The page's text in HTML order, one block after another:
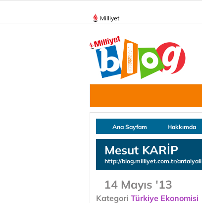
Milliyet
Ana Sayfam Hakkımda
Mesut KARİP
http://blog.milliyet.com.tr/antalyali
14 Mayıs '13
Kategori Türkiye Ekonomisi